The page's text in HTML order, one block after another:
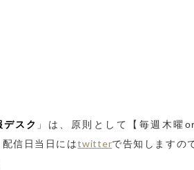
スク 」は、原則として【毎週木曜
信日当日にはtwitterで告知しますの